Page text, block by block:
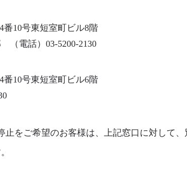
10号東短室町ビル8階
電話）03-5200-2130
10号東短室町ビル6階
をご希望のお客様は、上記窓口に対して